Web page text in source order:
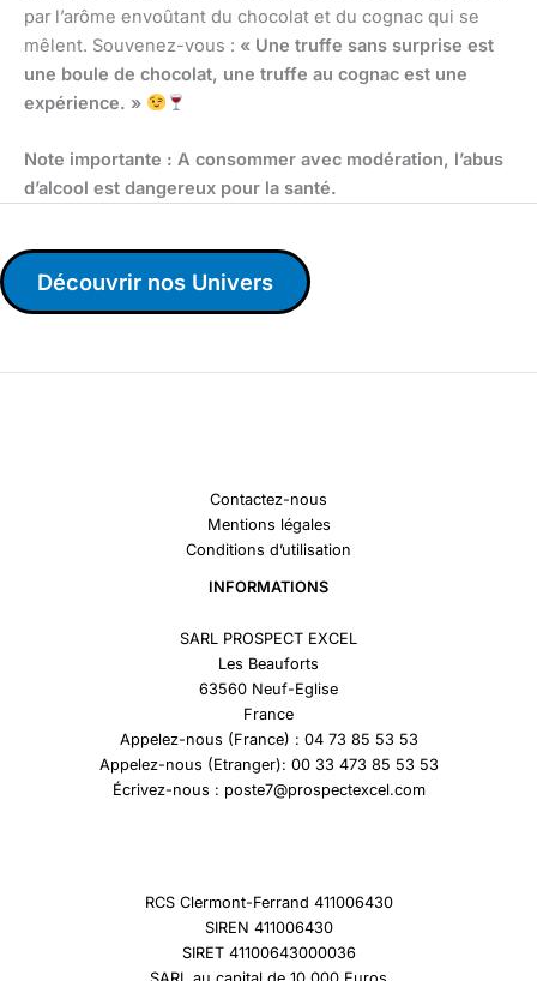
par l’arôme envoûtant du chocolat et du cognac qui se
mêlent. Souvenez-vous : « Une truffe sans surprise est
une boule de chocolat, une truffe au cognac est une
expérience. »
Note importante : A consommer avec modération, l’abus
d’alcool est dangereux pour la santé.
Découvrir nos Univers
Contactez-nous
Mentions légales
Conditions d’utilisation
INFORMATIONS
SARL PROSPECT EXCEL
Les Beauforts
63560 Neuf-Eglise
France
Appelez-nous (France) : 04 73 85 53 53
Appelez-nous (Etranger): 00 33 473 85 53 53
Écrivez-nous : poste7@prospectexcel.com
RCS Clermont-Ferrand 411006430
SIREN 411006430
SIRET 41100643000036